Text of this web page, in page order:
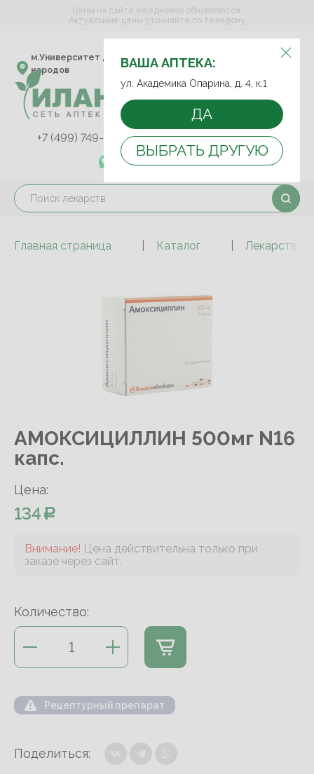
ВЫБЕРИТЕ АПТЕКУ:
м.Университет дружбы
народов
ул. Академика Опарина,
д. 4, к.1
ВАША АПТЕКА:
ул. Академика Опарина, д. 4, к.1
ДА
ВЫБРАТЬ ДРУГУЮ
Цены на сайте ежедневно обновляются.
Актуальные цены уточняйте по телефону
+7 (499) 749-75-92
+7 (499) 749-74-89
+7 (989) 579-78-73
Главная страница Каталог
АМОКСИЦИЛЛИН 500мг N16
капс.
Цена:
134
Внимание! Цена действительна только при
заказе через сайт.
Количество:
Рецептурный препарат
Поделиться: